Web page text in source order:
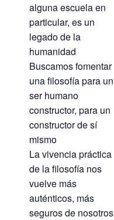
alguna escuela en
particular, es un
legado de la
humanidad
Buscamos fomentar
una filosofía para un
ser humano
constructor, para un
constructor de sí
mismo
La vivencia práctica
de la filosofía nos
vuelve más
auténticos, más
seguros de nosotros